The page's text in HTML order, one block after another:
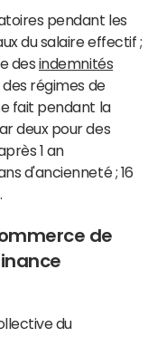
pendant les
du salaire effectif ;
des indemnités
régimes de
fait pendant la
deux pour des
1 an
d'ancienneté ; 16
de
du